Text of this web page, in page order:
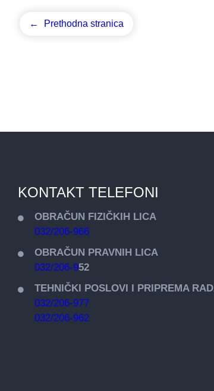
← Prethodna stranica
KONTAKT TELEFONI
OBRAČUN FIZIČKIH LICA
032/206-966
OBRAČUN PRAVNIH LICA
032/206-952
TEHNIČKI POSLOVI I PRIPREMA
032/206-977
032/206-962